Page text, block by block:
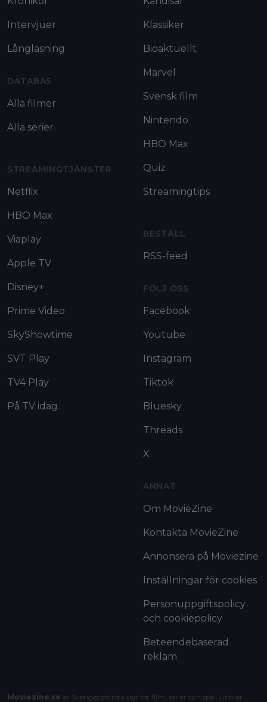
Intervjuer
Långläsning
DATABAS
Alla filmer
Alla serier
STREAMINGTJÄNSTER
Netflix
HBO Max
Viaplay
Apple TV
Disney+
Prime Video
SkyShowtime
SVT Play
TV4 Play
På TV idag
Klassiker
Bioaktuellt
Marvel
Svensk film
Nintendo
HBO Max
Quiz
Streamingtips
BESTÄLL
RSS-feed
FÖLJ OSS
Facebook
Youtube
Instagram
Tiktok
Bluesky
Threads
X
ANNAT
Om MovieZine
Kontakta MovieZine
Annonsera på Moviezine
Inställningar för cookies
Personuppgiftspolicy
och cookiepolicy
Beteendebaserad
reklam
Moviezine.se är Sveriges största sajt för film, serier och spel. Utöver